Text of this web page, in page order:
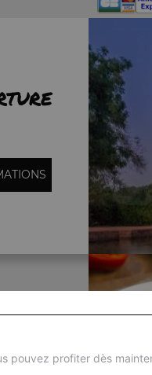
pouvez profiter dès